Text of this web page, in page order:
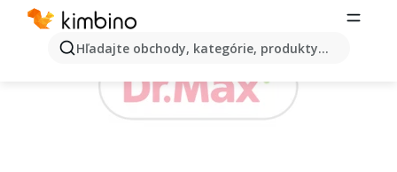
Hľadajte obchody, kategórie, produkty...